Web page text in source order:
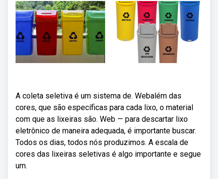
A coleta seletiva é um sistema de. Webalém das
cores, que são específicas para cada lixo, o material
com que as lixeiras são. Web — para descartar lixo
eletrônico de maneira adequada, é importante buscar.
Todos os dias, todos nós produzimos. A escala de
cores das lixeiras seletivas é algo importante e segue
um.